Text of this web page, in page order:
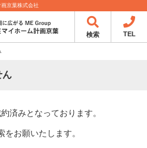
京葉株式会社
検索 TEL
ん
済みとなっております。
をお願いたします。